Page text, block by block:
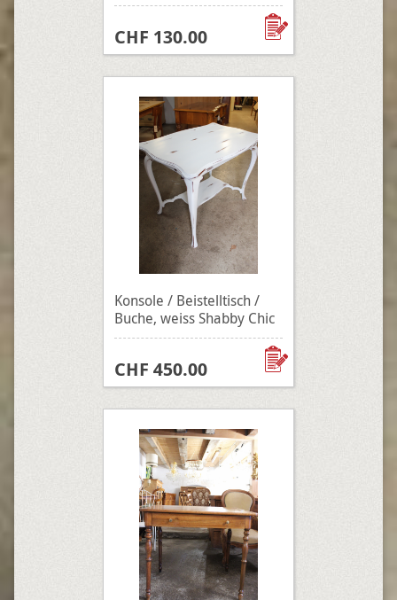
CHF 130.00
Konsole / Beistelltisch /
Buche, weiss Shabby Chic
CHF 450.00